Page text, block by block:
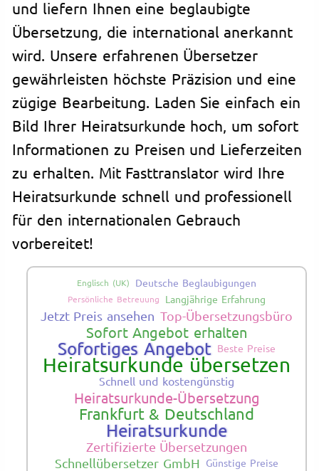
und liefern Ihnen eine beglaubigte
Übersetzung, die international anerkannt
wird. Unsere erfahrenen Übersetzer
gewährleisten höchste Präzision und eine
zügige Bearbeitung. Laden Sie einfach ein
Bild Ihrer Heiratsurkunde hoch, um sofort
Informationen zu Preisen und Lieferzeiten
zu erhalten. Mit Fasttranslator wird Ihre
Heiratsurkunde schnell und professionell
für den internationalen Gebrauch
vorbereitet!
Englisch (UK) Deutsche Beglaubigungen
Persönliche Betreuung Langjährige Erfahrung
Jetzt Preis ansehen Top-Übersetzungsbüro
Sofort Angebot erhalten
Sofortiges Angebot Beste Preise
Heiratsurkunde übersetzen
Schnell und kostengünstig
Heiratsurkunde-Übersetzung
Frankfurt & Deutschland
Heiratsurkunde
Zertifizierte Übersetzungen
Schnellübersetzer GmbH
Günstige Preise